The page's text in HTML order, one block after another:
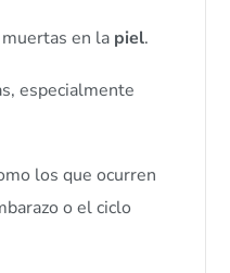
en la piel.
especialmente
los que ocurren
o el ciclo